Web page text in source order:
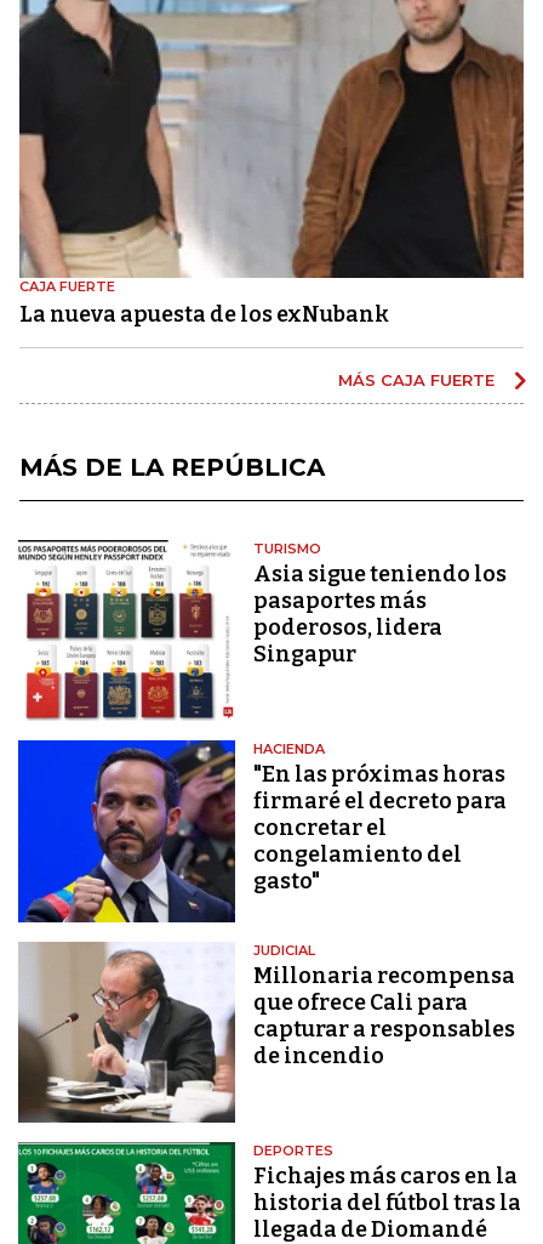
CAJA FUERTE
La nueva apuesta de los exNubank
MÁS CAJA FUERTE
MÁS DE LA REPÚBLICA
TURISMO
Asia sigue teniendo los
pasaportes más
poderosos, lidera
Singapur
HACIENDA
"En las próximas horas
firmaré el decreto para
concretar el
congelamiento del
gasto"
JUDICIAL
Millonaria recompensa
que ofrece Cali para
capturar a responsables
de incendio
DEPORTES
Fichajes más caros en la
historia del fútbol tras la
llegada de Diomandé